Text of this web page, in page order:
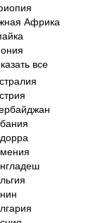
Африка
все